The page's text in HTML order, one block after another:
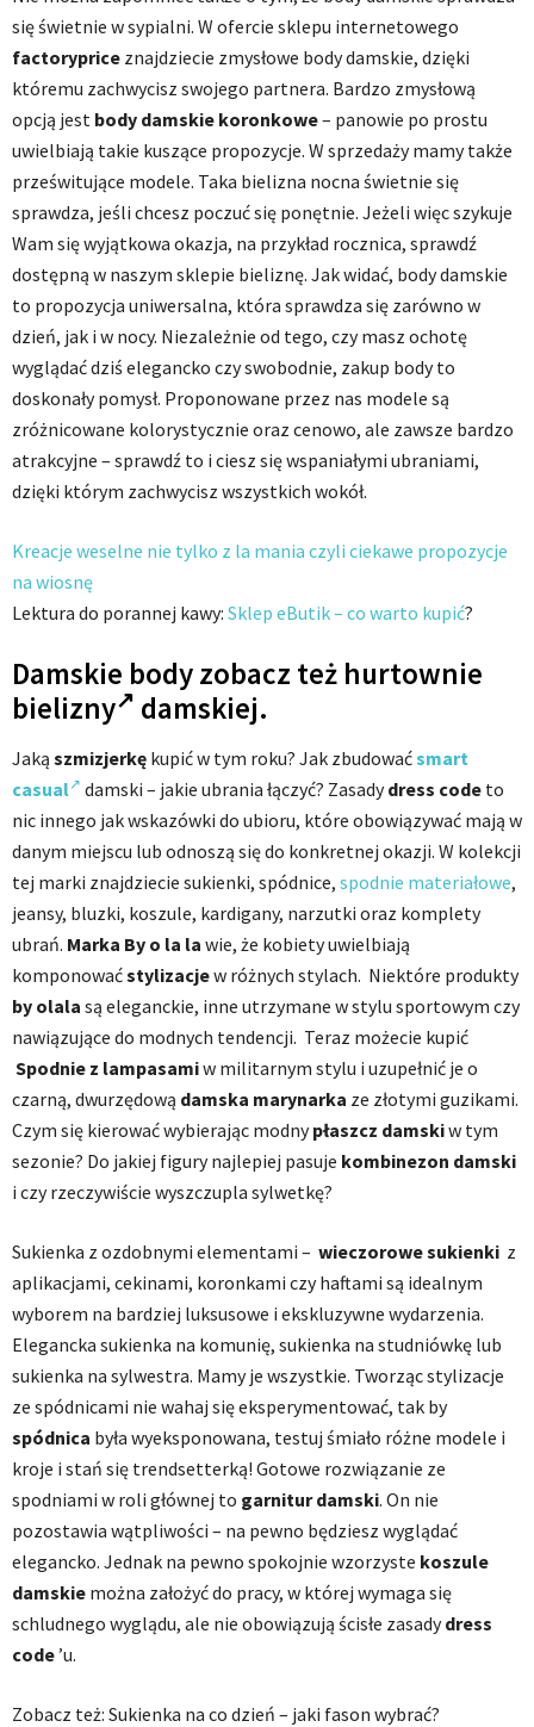
się świetnie w sypialni. W ofercie sklepu internetowego
factoryprice znajdziecie zmysłowe body damskie, dzięki
któremu zachwycisz swojego partnera. Bardzo zmysłową
opcją jest body damskie koronkowe– panowie po prostu
uwielbiają takie kuszące propozycje. W sprzedaży mamy także
prześwitujące modele. Taka bielizna nocna świetnie się
sprawdza, jeśli chcesz poczuć się ponętnie. Jeżeli więc szykuje
Wam się wyjątkowa okazja, na przykład rocznica, sprawdź
dostępną w naszym sklepie bieliznę. Jak widać, body damskie
to propozycja uniwersalna, która sprawdza się zarówno w
dzień, jak i w nocy. Niezależnie od tego, czy masz ochotę
wyglądać dziś elegancko czy swobodnie, zakup body to
doskonały pomysł. Proponowane przez nas modele są
zróżnicowane kolorystycznie oraz cenowo, ale zawsze bardzo
atrakcyjne – sprawdź to i ciesz się wspaniałymi ubraniami,
dzięki którym zachwycisz wszystkich wokół.
Kreacje weselne nie tylko z la mania czyli ciekawe propozycje
na wiosnę
Lektura do porannej kawy: Sklep eButik – co warto kupić?
Damskie body zobacz też hurtownie
bielizny
damskiej.
Jaką szmizjerkę kupić w tym roku? Jak zbudowaćsmart
casual
damski – jakie ubrania łączyć? Zasadydress code to
nic innego jak wskazówki do ubioru, które obowiązywać mają w
danym miejscu lub odnoszą się do konkretnej okazji. W kolekcji
tej marki znajdziecie sukienki, spódnice, spodnie materiałowe,
jeansy, bluzki, koszule, kardigany, narzutki oraz komplety
ubrań. Marka By o la la wie, że kobiety uwielbiają
komponowaćstylizacjew różnych stylach. Niektóre produkty
by olala są eleganckie, inne utrzymane w stylu sportowym czy
nawiązujące do modnych tendencji. Teraz możecie kupić
Spodnie z lampasamiw militarnym stylu i uzupełnić je o
czarną, dwurzędową damska marynarka ze złotymi guzikami.
Czym się kierować wybierając modnypłaszcz damskiw tym
sezonie? Do jakiej figury najlepiej pasuje kombinezon damski
i czy rzeczywiście wyszczupla sylwetkę?
Sukienka z ozdobnymi elementami – wieczorowe sukienki z
aplikacjami, cekinami, koronkami czy haftami są idealnym
wyborem na bardziej luksusowe i ekskluzywne wydarzenia.
Elegancka sukienka na komunię, sukienka na studniówkę lub
sukienka na sylwestra. Mamy je wszystkie. Tworząc stylizacje
ze spódnicami nie wahaj się eksperymentować, tak by
spódnica była wyeksponowana, testuj śmiało różne modele i
kroje i stań się trendsetterką! Gotowe rozwiązanie ze
spodniami w roli głównej to garnitur damski. On nie
pozostawia wątpliwości – na pewno będziesz wyglądać
elegancko. Jednak na pewno spokojnie wzorzyste koszule
damskie można założyć do pracy, w której wymaga się
schludnego wyglądu, ale nie obowiązują ścisłe zasadydress
code’u.
Zobacz też: Sukienka na co dzień – jaki fason wybrać?